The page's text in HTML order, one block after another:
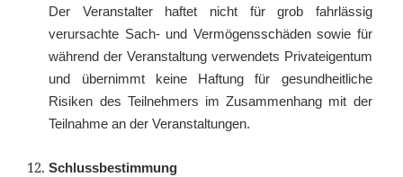
Der Veranstalter haftet nicht für grob fahrlässig
verursachte Sach- und Vermögensschäden sowie für
während der Veranstaltung verwendets Privateigentum
und übernimmt keine Haftung für gesundheitliche
Risiken des Teilnehmers im Zusammenhang mit der
Teilnahme an der Veranstaltungen.
Schlussbestimmung